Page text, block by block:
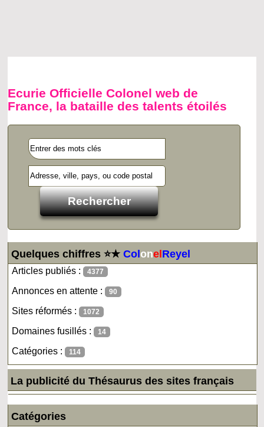
Ecurie Officielle Colonel web de
France, la bataille des talents étoilés
Quelques chiffres ⭐★ColonelReyel
Articles publiés : 4377
Annonces en attente : 90
Sites réformés : 1072
Domaines fusillés : 14
Catégories : 114
La publicité du Thésaurus des sites français
Catégories